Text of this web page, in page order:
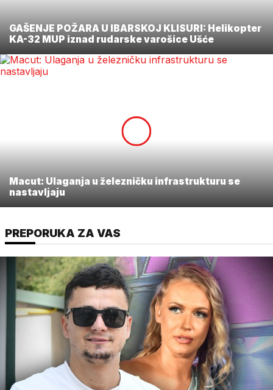
GAŠENJE POŽARA U IBARSKOJ KLISURI: Helikopter
KA-32 MUP iznad rudarske varošice Ušće
Macut: Ulaganja u železničku infrastrukturu se
nastavljaju
PREPORUKA ZA VAS